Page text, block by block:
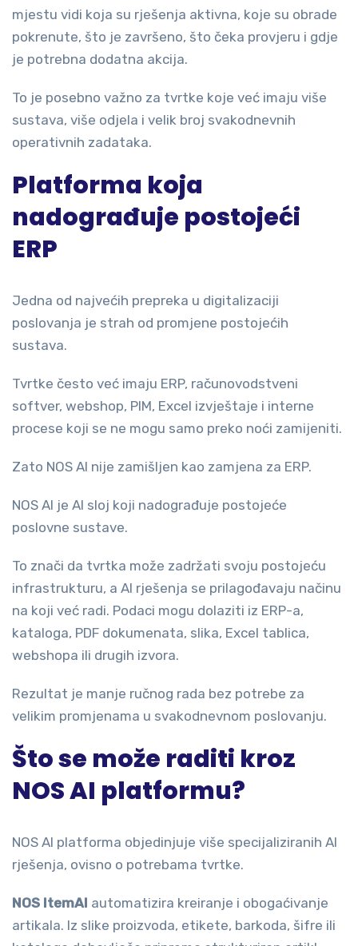
mjestu vidi koja su rješenja aktivna, koje su obrade
pokrenute, što je završeno, što čeka provjeru i gdje
je potrebna dodatna akcija.
To je posebno važno za tvrtke koje već imaju više
sustava, više odjela i velik broj svakodnevnih
operativnih zadataka.
Platforma koja
nadograđuje postojeći
ERP
Jedna od najvećih prepreka u digitalizaciji
poslovanja je strah od promjene postojećih
sustava.
Tvrtke često već imaju ERP, računovodstveni
softver, webshop, PIM, Excel izvještaje i interne
procese koji se ne mogu samo preko noći zamijeniti.
Zato NOS AI nije zamišljen kao zamjena za ERP.
NOS AI je AI sloj koji nadograđuje postojeće
poslovne sustave.
To znači da tvrtka može zadržati svoju postojeću
infrastrukturu, a AI rješenja se prilagođavaju načinu
na koji već radi. Podaci mogu dolaziti iz ERP-a,
kataloga, PDF dokumenata, slika, Excel tablica,
webshopa ili drugih izvora.
Rezultat je manje ručnog rada bez potrebe za
velikim promjenama u svakodnevnom poslovanju.
Što se može raditi kroz
NOS AI platformu?
NOS AI platforma objedinjuje više specijaliziranih AI
rješenja, ovisno o potrebama tvrtke.
NOS ItemAI automatizira kreiranje i obogaćivanje
artikala. Iz slike proizvoda, etikete, barkoda, šifre ili